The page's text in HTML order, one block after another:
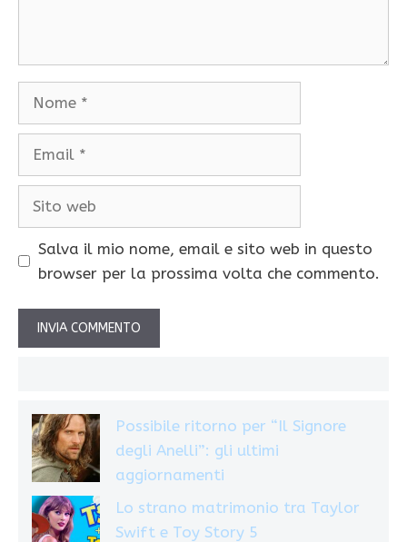
Salva il mio nome, email e sito web in questo
browser per la prossima volta che commento.
Possibile ritorno per “Il Signore
degli Anelli”: gli ultimi
aggiornamenti
Lo strano matrimonio tra Taylor
Swift e Toy Story 5